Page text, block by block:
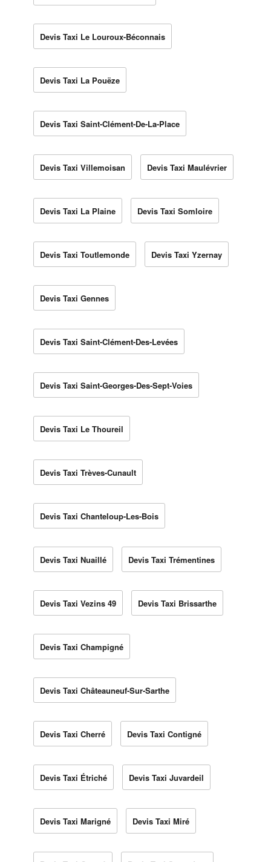
Devis Taxi Le Louroux-Béconnais
Devis Taxi La Pouëze
Devis Taxi Saint-Clément-De-La-Place
Devis Taxi Villemoisan Devis Taxi Maulévrier
Devis Taxi La Plaine Devis Taxi Somloire
Devis Taxi Toutlemonde Devis Taxi Yzernay
Devis Taxi Gennes
Devis Taxi Saint-Clément-Des-Levées
Devis Taxi Saint-Georges-Des-Sept-Voies
Devis Taxi Le Thoureil
Devis Taxi Trèves-Cunault
Devis Taxi Chanteloup-Les-Bois
Devis Taxi Nuaillé Devis Taxi Trémentines
Devis Taxi Vezins 49 Devis Taxi Brissarthe
Devis Taxi Champigné
Devis Taxi Châteauneuf-Sur-Sarthe
Devis Taxi Cherré Devis Taxi Contigné
Devis Taxi Étriché Devis Taxi Juvardeil
Devis Taxi Marigné Devis Taxi Miré